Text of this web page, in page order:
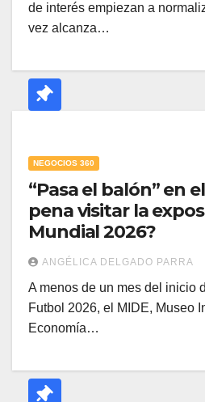
de interés empiezan a
vez alcanza…
NEGOCIOS 360
“Pasa el balón” en
pena visitar la
Mundial 2026?
ANGÉLICA DELGADO PARRA
A menos de un mes del inicio
Futbol 2026, el MIDE, Museo
Economía…